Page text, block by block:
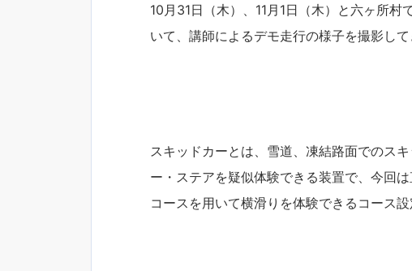
10月31日（木）、11月1日（木）と六ヶ所
いて、講師によるデモ走行の様子を撮影して
スキッドカーとは、雪道、凍結路面でのス
ー・ステアを疑似体験できる装置で、今回
コースを用いて横滑りを体験できるコース設